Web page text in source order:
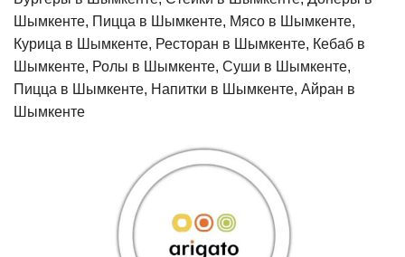
Шымкенте, Пицца в Шымкенте, Мясо в Шымкенте,
Курица в Шымкенте, Ресторан в Шымкенте, Кебаб в
Шымкенте, Ролы в Шымкенте, Суши в Шымкенте,
Пицца в Шымкенте, Напитки в Шымкенте, Айран в
Шымкенте